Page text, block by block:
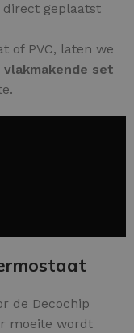
direct geplaatst
of PVC, laten we
vlakmakende set
de Decochip
moeite wordt